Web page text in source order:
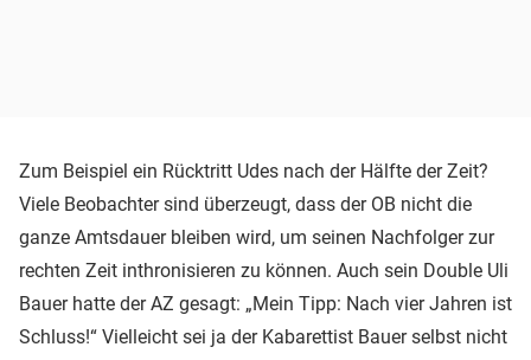
Zum Beispiel ein Rücktritt Udes nach der Hälfte der Zeit?
Viele Beobachter sind überzeugt, dass der OB nicht die
ganze Amtsdauer bleiben wird, um seinen Nachfolger zur
rechten Zeit inthronisieren zu können. Auch sein Double Uli
Bauer hatte der AZ gesagt: „Mein Tipp: Nach vier Jahren ist
Schluss!“ Vielleicht sei ja der Kabarettist Bauer selbst nicht